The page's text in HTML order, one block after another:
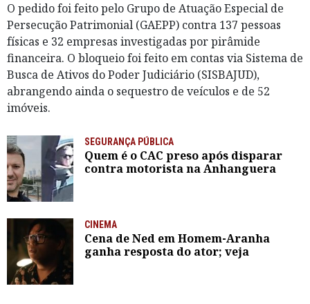
O pedido foi feito pelo Grupo de Atuação Especial de
Persecução Patrimonial (GAEPP) contra 137 pessoas
físicas e 32 empresas investigadas por pirâmide
financeira. O bloqueio foi feito em contas via Sistema de
Busca de Ativos do Poder Judiciário (SISBAJUD),
abrangendo ainda o sequestro de veículos e de 52
imóveis.
SEGURANÇA PÚBLICA
Quem é o CAC preso após disparar
contra motorista na Anhanguera
CINEMA
Cena de Ned em Homem-Aranha
ganha resposta do ator; veja